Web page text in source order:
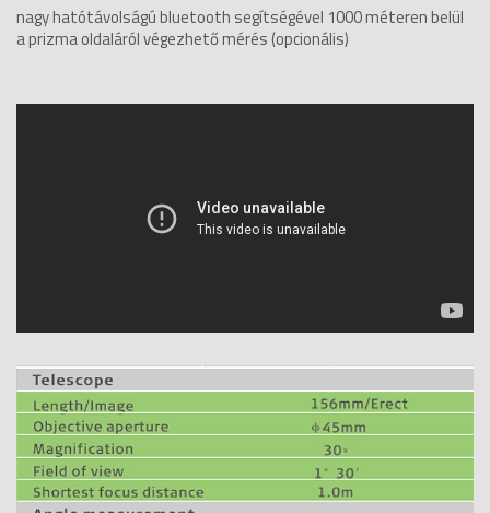
nagy hatótávolságú bluetooth segítségével 1000 méteren belül
a prizma oldaláról végezhető mérés (opcionális)